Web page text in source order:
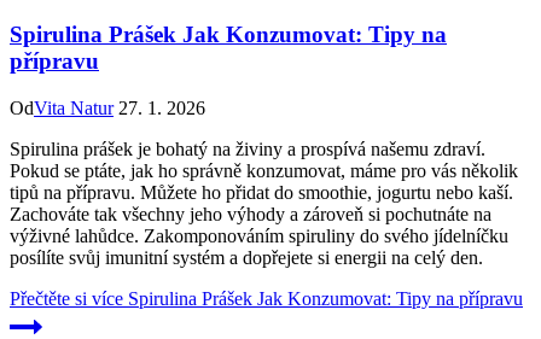
Spirulina Prášek Jak Konzumovat: Tipy na
přípravu
OdVita Natur 27. 1. 2026
Spirulina prášek je bohatý na živiny a prospívá našemu zdraví.
Pokud se ptáte, jak ho správně konzumovat, máme pro vás několik
tipů na přípravu. Můžete ho přidat do smoothie, jogurtu nebo kaší.
Zachováte tak všechny jeho výhody a zároveň si pochutnáte na
výživné lahůdce. Zakomponováním spiruliny do svého jídelníčku
posílíte svůj imunitní systém a dopřejete si energii na celý den.
Přečtěte si více Spirulina Prášek Jak Konzumovat: Tipy na přípravu